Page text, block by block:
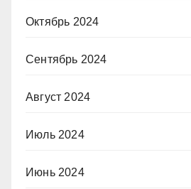
Октябрь 2024
Сентябрь 2024
Август 2024
Июль 2024
Июнь 2024